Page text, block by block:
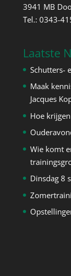
3941 MB
Tel.: 0343-
Laatste
Schutters-
Maak
Jacques
Hoe
Wie komt
Dinsdag 8